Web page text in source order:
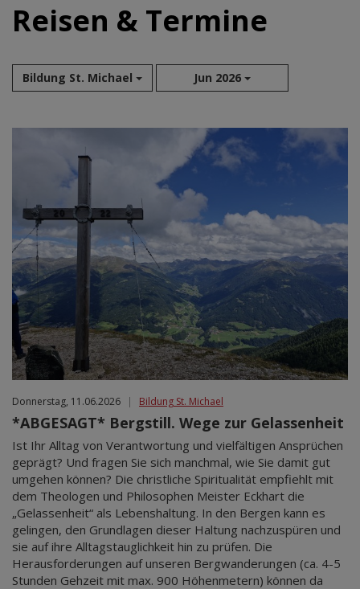
Reisen & Termine
Bildung St. Michael Jun 2026
Aug 2026
Sep 2026
Okt 2026
Nov 2026
Dez 2026
Jan 2027
Feb 2027
Mär 2027
Apr 2027
Mai 2027
Jun 2027
Jul 2027
Donnerstag, 11.06.2026 | Bildung St. Michael
*ABGESAGT* Bergstill. Wege zur Gelassenheit
Ist Ihr Alltag von Verantwortung und vielfältigen Ansprüchen
geprägt? Und fragen Sie sich manchmal, wie Sie damit gut
umgehen können? Die christliche Spiritualität empfiehlt mit
dem Theologen und Philosophen Meister Eckhart die
„Gelassenheit“ als Lebenshaltung. In den Bergen kann es
gelingen, den Grundlagen dieser Haltung nachzuspüren und
sie auf ihre Alltagstauglichkeit hin zu prüfen. Die
Herausforderungen auf unseren Bergwanderungen (ca. 4-5
Stunden Gehzeit mit max. 900 Höhenmetern) können da